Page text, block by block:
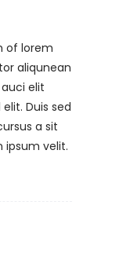
of lorem
aliqunean
elit
Duis sed
a sit
ipsum velit.